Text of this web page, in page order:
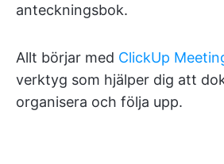
anteckningsbok.
Allt börjar med ClickUp
verktyg som hjälper dig att
organisera och följa upp.